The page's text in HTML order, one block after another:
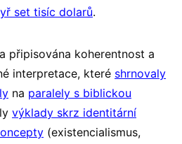
set tisíc dolarů.
připisována koherentnost a
interpretace, které shrnovaly
na paralely s biblickou
výklady skrz identitární
(existencialismus,